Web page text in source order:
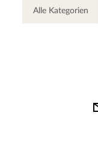
Alle Kategorien